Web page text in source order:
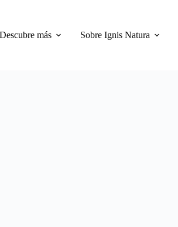
Descubre más Sobre Ignis Natura